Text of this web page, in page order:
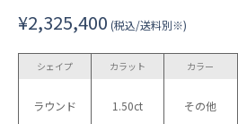
¥2,325,400 (税込/送料別※)
シェイプ
ラウンド
カラット
1.50ct
カラー
その他